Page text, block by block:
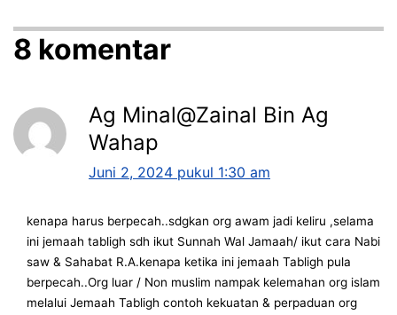
8 komentar
Ag Minal@Zainal Bin Ag
Wahap
Juni 2, 2024 pukul 1:30 am
kenapa harus berpecah..sdgkan org awam jadi keliru ,selama
ini jemaah tabligh sdh ikut Sunnah Wal Jamaah/ ikut cara Nabi
saw & Sahabat R.A.kenapa ketika ini jemaah Tabligh pula
berpecah..Org luar / Non muslim nampak kelemahan org islam
melalui Jemaah Tabligh contoh kekuatan & perpaduan org